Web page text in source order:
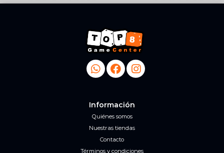
Información
Quiénes somos
Nuestras tiendas
Contacto
Términos y condiciones